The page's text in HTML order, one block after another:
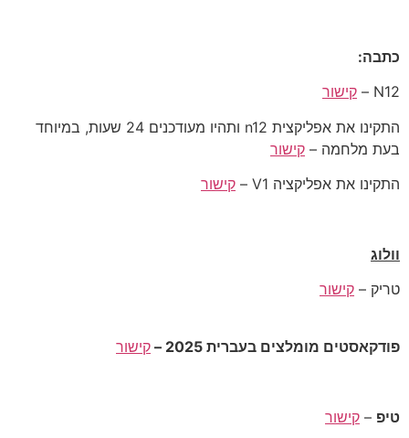
כתבה:
N12 –
קישור
התקינו את אפליקצית n12 ותהיו מעודכנים 24 שעות, במיוחד
בעת מלחמה – קישור
התקינו את אפליקציה V1 –
קישור
וולוג
טריק – קישור
פודקאסטים מומלצים בעברית 2025 – קישור
טיפ – קישור